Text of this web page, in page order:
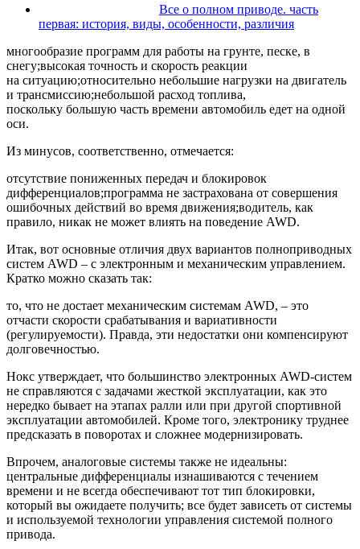
Все о полном приводе. часть
первая: история, виды, особенности, различия
многообразие программ для работы на грунте, песке, в
снегу;высокая точность и скорость реакции
на ситуацию;относительно небольшие нагрузки на двигатель
и трансмиссию;небольшой расход топлива,
поскольку большую часть времени автомобиль едет на одной
оси.
Из минусов, соответственно, отмечается:
отсутствие пониженных передач и блокировок
дифференциалов;программа не застрахована от совершения
ошибочных действий во время движения;водитель, как
правило, никак не может влиять на поведение AWD.
Итак, вот основные отличия двух вариантов полноприводных
систем AWD – с электронным и механическим управлением.
Кратко можно сказать так:
то, что не достает механическим системам AWD, – это
отчасти скорости срабатывания и вариативности
(регулируемости). Правда, эти недостатки они компенсируют
долговечностью.
Нокс утверждает, что большинство электронных AWD-систем
не справляются с задачами жесткой эксплуатации, как это
нередко бывает на этапах ралли или при другой спортивной
эксплуатации автомобилей. Кроме того, электронику труднее
предсказать в поворотах и сложнее модернизировать.
Впрочем, аналоговые системы также не идеальны:
центральные дифференциалы изнашиваются с течением
времени и не всегда обеспечивают тот тип блокировки,
который вы ожидаете получить; все будет зависеть от системы
и используемой технологии управления системой полного
привода.